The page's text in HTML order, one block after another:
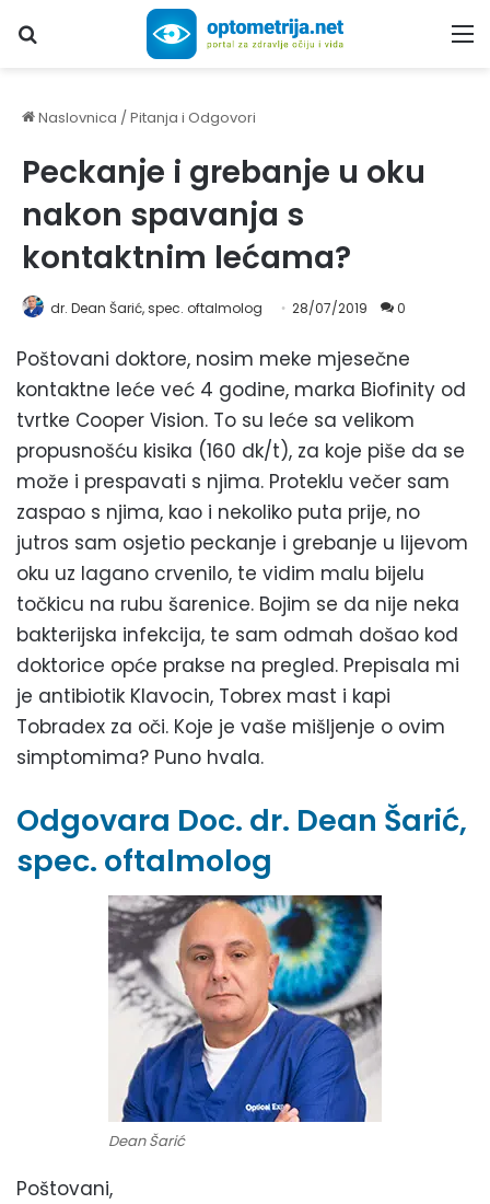
Upiši traženi pojam...
Naslovnica /Pitanja i Odgovori
Peckanje i grebanje u oku
nakon spavanja s
kontaktnim lećama?
dr. Dean Šarić, spec. oftalmolog 28/07/2019 0
Poštovani doktore, nosim meke mjesečne
kontaktne leće već 4 godine, marka Biofinity od
tvrtke Cooper Vision. To su leće sa velikom
propusnošću kisika (160 dk/t), za koje piše da se
može i prespavati s njima. Proteklu večer sam
zaspao s njima, kao i nekoliko puta prije, no
jutros sam osjetio peckanje i grebanje u lijevom
oku uz lagano crvenilo, te vidim malu bijelu
točkicu na rubu šarenice. Bojim se da nije neka
bakterijska infekcija, te sam odmah došao kod
doktorice opće prakse na pregled. Prepisala mi
je antibiotik Klavocin, Tobrex mast i kapi
Tobradex za oči. Koje je vaše mišljenje o ovim
simptomima? Puno hvala.
Odgovara Doc. dr. Dean Šarić,
spec. oftalmolog
Dean Šarić
Poštovani,